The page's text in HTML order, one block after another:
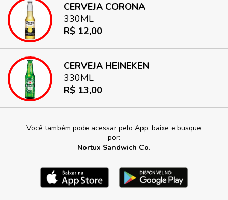
CERVEJA CORONA
330ML
R$ 12,00
CERVEJA HEINEKEN
330ML
R$ 13,00
Você também pode acessar pelo App, baixe e busque
por:
Nortux Sandwich Co.